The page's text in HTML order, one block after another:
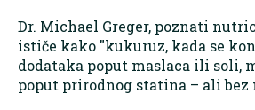
Dr. Michael Greger, poznati
ističe kako "kukuruz, kada se
dodataka poput maslaca ili soli,
poput prirodnog statina – ali bez